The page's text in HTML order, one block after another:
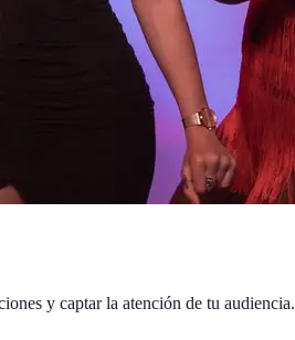
y captar la atención de tu audiencia.